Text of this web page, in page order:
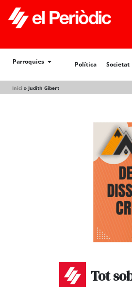
Parroquies Política Societat
Inici » Judith Gibert
Política Societat
Tot